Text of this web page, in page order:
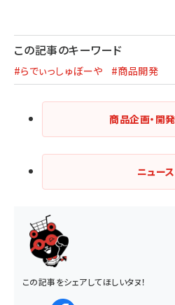
この記事のキーワード
#らでぃっしゅぼーや #商品開発
商品企画・開発
ニュース
この記事をシェアしてほしいタヌ！